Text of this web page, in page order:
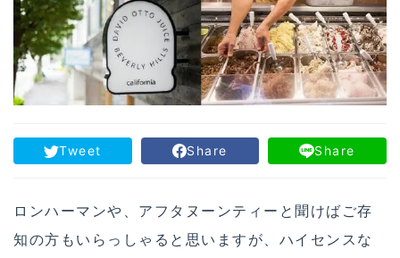
Tweet Share Share
ロンハーマンや、アフタヌーンティーと聞けばご存
知の方もいらっしゃると思いますが、ハイセンスな